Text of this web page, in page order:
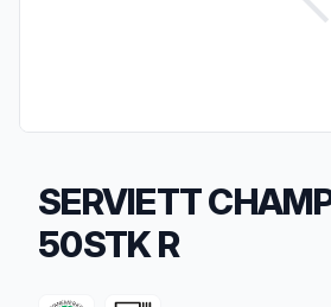
SERVIETT
50STK R
Produktbeskrivelse